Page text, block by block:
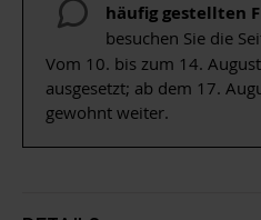
häufig gestellten
besuchen Sie die
Vom 10. bis zum 14.
ausgesetzt; ab dem 17.
gewohnt weiter.